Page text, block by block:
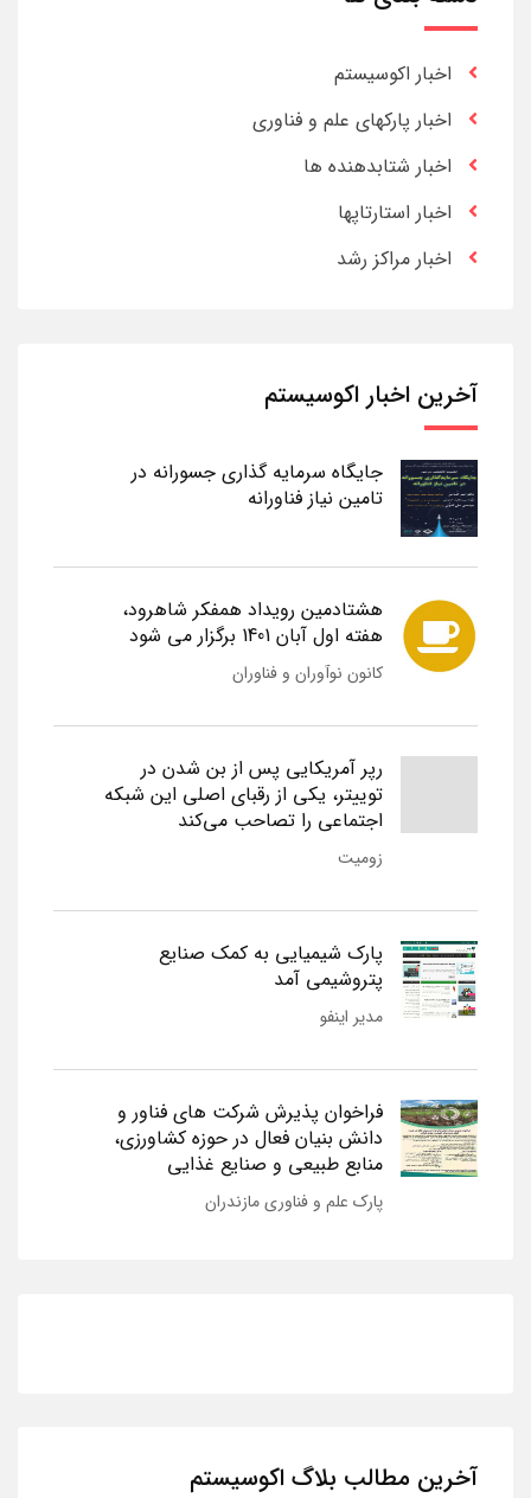
اخبار اکوسیستم
اخبار پارکهای علم و فناوری
اخبار شتابدهنده ها
اخبار استارتاپها
اخبار مراکز رشد
آخرین اخبار اکوسیستم
جایگاه سرمایه گذاری جسورانه در
تامین نیاز فناورانه
هشتادمین رویداد همفکر شاهرود،
هفته اول آبان 1401 برگزار می شود
کانون نوآوران و فناوران
رپر آمریکایی پس از بن شدن در
توییتر، یکی از رقبای اصلی این شبکه
اجتماعی را تصاحب می‌کند
زومیت
پارک شیمیایی به کمک صنایع
پتروشیمی آمد
مدیر اینفو
فراخوان پذیرش شرکت های فناور و
دانش بنیان فعال در حوزه کشاورزی،
منابع طبیعی و صنایع غذایی
پارک علم و فناوری مازندران
آخرین مطالب بلاگ اکوسیستم